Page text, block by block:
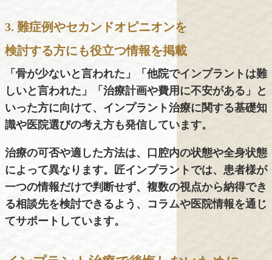
3. 難症例やセカンドオピニオンを
検討する方にも役立つ情報を掲載
「骨が少ないと言われた」「他院でインプラントは難
しいと言われた」「治療計画や費用に不安がある」と
いった方に向けて、インプラント治療に関する基礎知
識や医院選びの考え方も発信しています。
治療の可否や適した方法は、口腔内の状態や全身状態
によって異なります。匠インプラントでは、患者様が
一つの情報だけで判断せず、複数の視点から納得でき
る相談先を検討できるよう、コラムや医院情報を通じ
てサポートしています。